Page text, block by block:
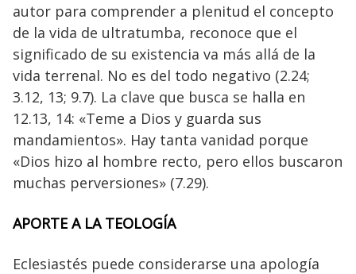
autor para comprender a plenitud el concepto
de la vida de ultratumba, reconoce que el
significado de su existencia va más allá de la
vida terrenal. No es del todo negativo (2.24;
3.12, 13; 9.7). La clave que busca se halla en
12.13, 14: «Teme a Dios y guarda sus
mandamientos». Hay tanta vanidad porque
«Dios hizo al hombre recto, pero ellos buscaron
muchas perversiones» (7.29).
APORTE A LA TEOLOGÍA
Eclesiastés puede considerarse una apología